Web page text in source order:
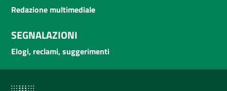
Redazione multimediale
SEGNALAZIONI
Elogi, reclami, suggerimenti